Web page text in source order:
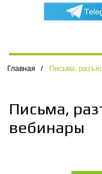
Главная / Письма,
Письма,
вебинары